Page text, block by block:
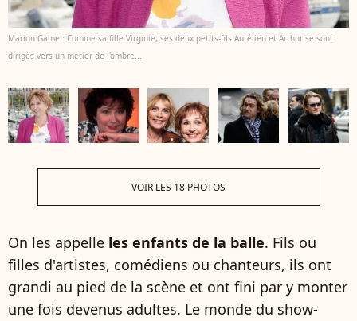
Marion Game : Comme sa fille Virginie, ses deux petits-fils Aurélien et Arthur se sont
dirigés vers un métier de l'ombre...
VOIR LES 18 PHOTOS
On les appelle les enfants de la balle. Fils ou
filles d'artistes, comédiens ou chanteurs, ils ont
grandi au pied de la scène et ont fini par y monter
une fois devenus adultes. Le monde du show-